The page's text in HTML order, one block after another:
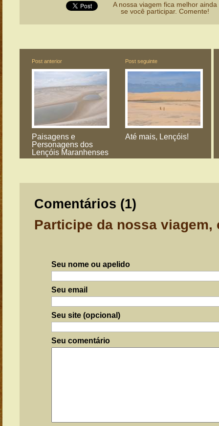
A nossa viagem fica melhor ainda
se você participar. Comente!
Post anterior
Paisagens e
Personagens dos
Lençóis Maranhenses
Post seguinte
Até mais, Lençóis!
Comentários (1)
Participe da nossa viagem,
Seu nome ou apelido
Seu email
Seu site (opcional)
Seu comentário